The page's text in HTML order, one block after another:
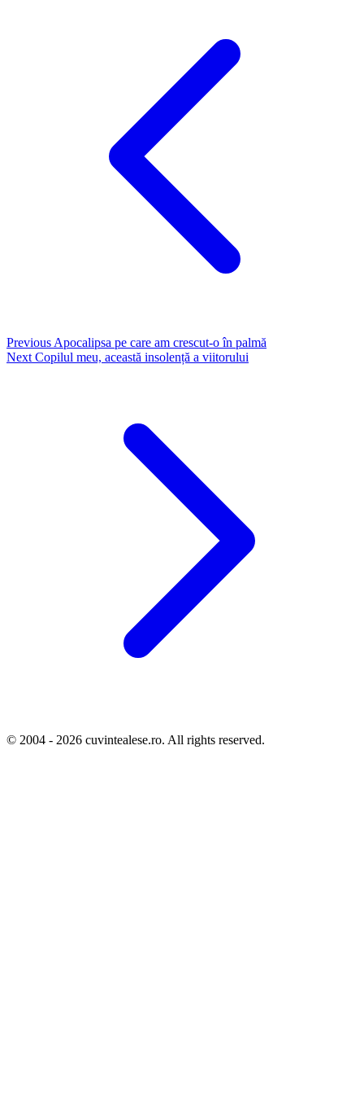
Previous Apocalipsa pe care am crescut-o în palmă
Next Copilul meu, această insolență a viitorului
© 2004 - 2026 cuvintealese.ro. All rights reserved.